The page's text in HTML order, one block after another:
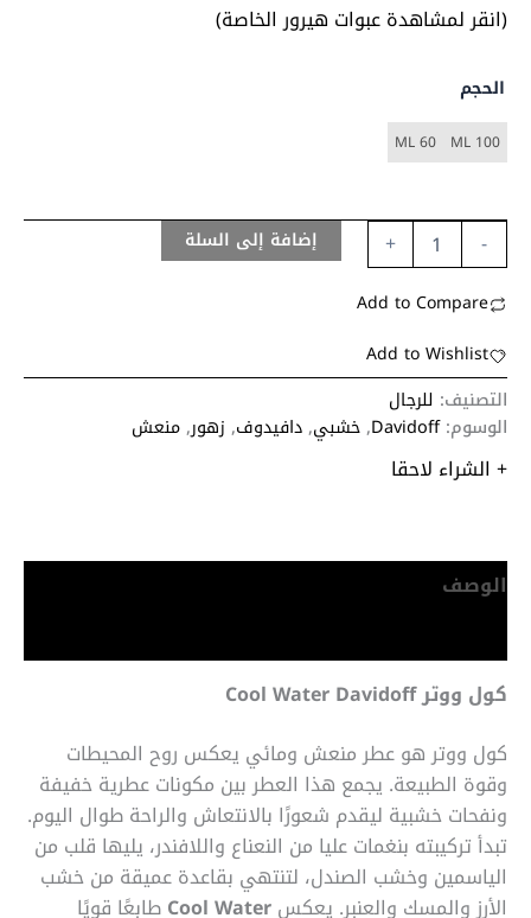
(انقر لمشاهدة عبوات هيرور الخاصة)
الحجم
100 ML
60 ML
-
+
إضافة إلى السلة
Add to Compare
Add to Wishlist
التصنيف: للرجال
الوسوم:Davidoff
,خشبي,دافيدوف, زهور,منعش
+ الشراء لاحقا
الوصف
كول ووتر Cool Water Davidoff
كول ووتر هو عطر منعش ومائي يعكس روح المحيطات
وقوة الطبيعة. يجمع هذا العطر بين مكونات عطرية خفيفة
ونفحات خشبية ليقدم شعورًا بالانتعاش والراحة طوال اليوم.
تبدأ تركيبته بنغمات عليا من النعناع واللافندر، يليها قلب من
الياسمين وخشب الصندل، لتنتهي بقاعدة عميقة من خشب
الأرز والمسك والعنبر. يعكسCool Waterطابعًا قويًا